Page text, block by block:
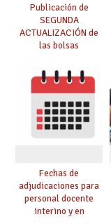
Publicación de
SEGUNDA
ACTUALIZACIÓN de
las bolsas
Cuerpo de Maestros
de especialidades
convocadas a
oposición
Fechas de
adjudicaciones para
personal docente
interino y en